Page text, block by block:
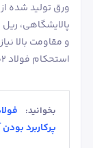
پالایشگاهی،
و مقاومت بالا
استحکام فولاد ST52 از ST37 بیشتر است.
بخوانید:
پرکاربرد بودن